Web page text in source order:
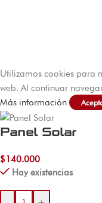
Utilizamos cookies para
web. Al continuar
Más información
Panel Solar
$140.000
Hay existencias